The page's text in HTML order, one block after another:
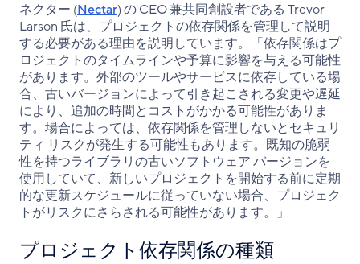
ネクター (Nectar) の CEO 兼共同創設者である Trevor
Larson 氏は、プロジェクトの依存関係を管理して説明
する必要がある理由を説明しています。「依存関係はプ
ロジェクトのタイムラインや予算に影響を与える可能性
があります。外部のツールやサービスに依存している場
合、古いバージョンによって引き起こされる変更や遅延
により、追加の時間とコストがかかる可能性がありま
す。場合によっては、依存関係を管理しないとセキュリ
ティ リスクが発生する可能性もあります。既知の脆弱
性を持つライブラリの古いソフトウェア バージョンを
使用していて、新しいプロジェクトを開始する前に定期
的な更新スケジュールに従っていない場合、プロジェク
トがリスクにさらされる可能性があります。」
プロジェクト依存関係の種類